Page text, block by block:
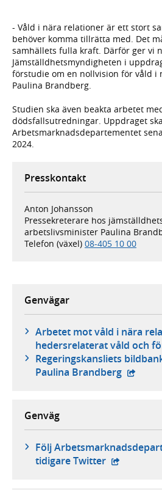
- Våld i nära relationer är ett stort
behöver komma tillrätta med. Det
samhällets fulla kraft. Därför ger vi
Jämställdhetsmyndigheten i
förstudie om en nollvision för våld i
Paulina Brandberg.
Studien ska även beakta arbetet
dödsfallsutredningar. Uppdraget
Arbetsmarknadsdepartementet
2024.
Presskontakt
Anton Johansson
Pressekreterare hos
arbetslivsminister Paulina
Telefon (växel) 08-405 10 00
Genvägar
Arbetet mot våld i nära
hedersrelaterat våld och
Regeringskansliets
Paulina Brandberg -
Genväg
Följ
tidigare Twitter - extern